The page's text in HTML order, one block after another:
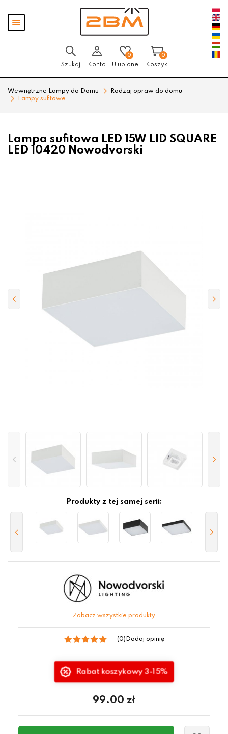
Pokaż
menu
Szukaj Konto
0
Ulubione
0
Koszyk
Wewnętrzne Lampy do Domu
Rodzaj opraw do domu
Lampy sufitowe
Lampa sufitowa LED 15W LID SQUARE
LED 10420 Nowodvorski
Produkty z tej samej serii:
Zobacz wszystkie produkty
(0) Dodaj opinię
Rabat koszykowy 3-15%
99.00 zł